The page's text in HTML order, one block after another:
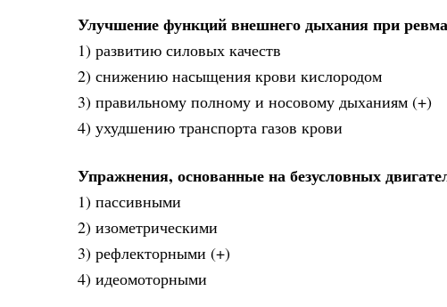
Улучшение функций внешнего дыхания при
1) развитию силовых качеств
2) снижению насыщения крови кислородом
3) правильному полному и носовому дыханиям (+)
4) ухудшению транспорта газов крови
Упражнения, основанные на безусловных
1) пассивными
2) изометрическими
3) рефлекторными (+)
4) идеомоторными